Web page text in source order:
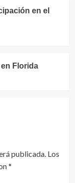
en el
Florida
publicada. Los
*